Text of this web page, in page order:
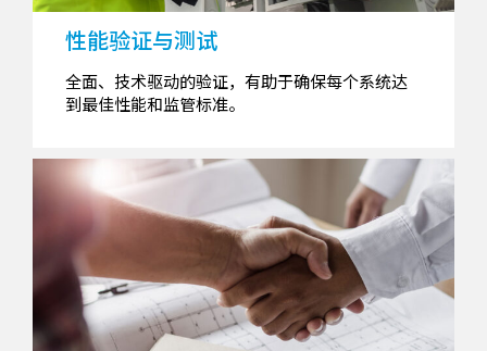
性能验证与测试
全面、技术驱动的验证，有助于确保每个系统达
到最佳性能和监管标准。